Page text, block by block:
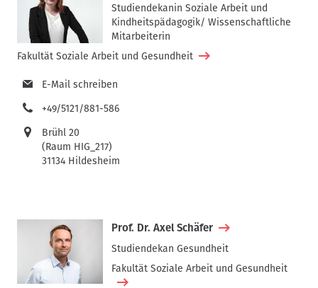
Studiendekanin Soziale Arbeit und
Kindheitspädagogik/ Wissenschaftliche
Mitarbeiterin
Fakultät Soziale Arbeit und Gesundheit
E-Mail schreiben
+49/5121/881-586
Brühl 20
(Raum HIG_217)
31134 Hildesheim
Prof. Dr. Axel Schäfer
Studiendekan Gesundheit
Fakultät Soziale Arbeit und Gesundheit